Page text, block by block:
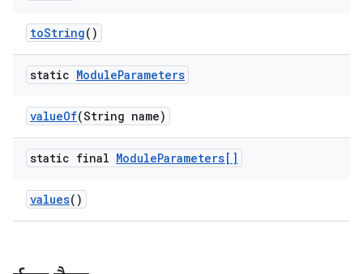
toString()
static ModuleParameters
valueOf(String name)
static final ModuleParameters[]
values()